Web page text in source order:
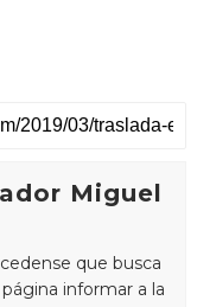
Miguel
que busca
informar a la